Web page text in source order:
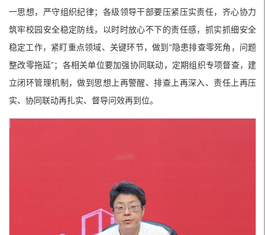
一思想，严守组织纪律；各级领导干部要压紧压实责任，齐心协力
筑牢校园安全稳定防线，以时时放心不下的责任感，抓实抓细安全
稳定工作，紧盯重点领域、关键环节，做到“隐患排查零死角，问题
整改零拖延”；各相关单位要加强协同联动，定期组织专项督查，建
立闭环管理机制，做到思想上再警醒、排查上再深入、责任上再压
实、协同联动再扎实、督导问效再到位。